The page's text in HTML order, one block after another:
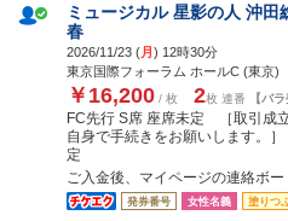
ミュージカル 星影の人 沖田
春
2026/11/23 (月) 12時30分
東京国際フォーラム ホールC (東京)
￥16,200 / 枚 2枚 連番 【バ
FC先行 S席 座席未定 ［取引成
自身で手続きをお願いします。
定
ご入金後、マイページの連絡ボー
発券番号 女性名義 塗りつ